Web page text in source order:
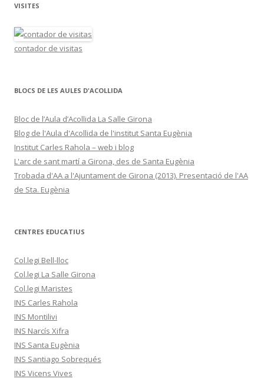
VISITES
contador de visitas
BLOCS DE LES AULES D'ACOLLIDA
Bloc de l’Aula d’Acollida La Salle Girona
Blog de l'Aula d'Acollida de l'institut Santa Eugènia
Institut Carles Rahola – web i blog
L'arc de sant martí a Girona, des de Santa Eugènia
Trobada d'AA a l'Ajuntament de Girona (2013). Presentació de l'AA
de Sta. Eugènia
CENTRES EDUCATIUS
Col.legi Bell-lloc
Col.legi La Salle Girona
Col.legi Maristes
INS Carles Rahola
INS Montilivi
INS Narcís Xifra
INS Santa Eugènia
INS Santiago Sobrequés
INS Vicens Vives